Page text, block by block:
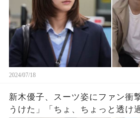
2024/07/18
新木優子、スーツ姿にファン衝
うけた」「ちょ、ちょっと透け